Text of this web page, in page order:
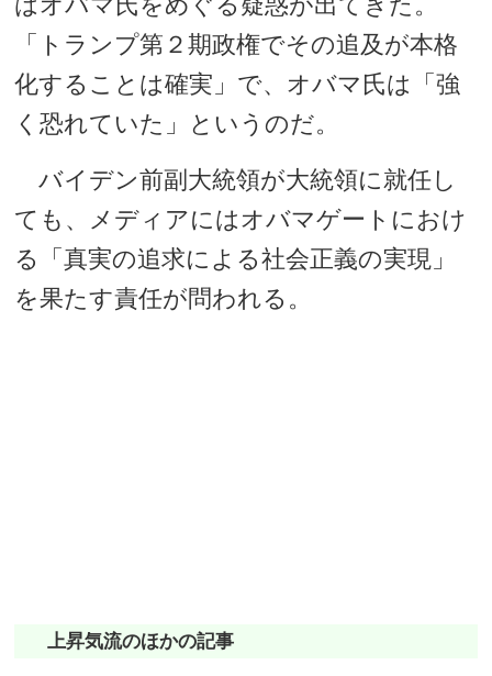
「トランプ第２期政権でその追及が本格
化することは確実」で、オバマ氏は「強
く恐れていた」というのだ。
バイデン前副大統領が大統領に就任し
ても、メディアにはオバマゲートにおけ
る「真実の追求による社会正義の実現」
を果たす責任が問われる。
上昇気流のほかの記事